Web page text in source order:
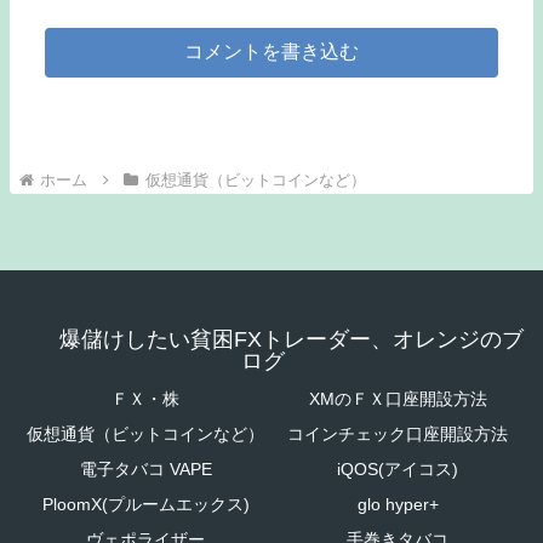
コメントを書き込む
ホーム 仮想通貨（ビットコインなど）
爆儲けしたい貧困FXトレーダー、オレンジのブ
ログ
ＦＸ・株
XMのＦＸ口座開設方法
仮想通貨（ビットコインなど）
コインチェック口座開設方法
電子タバコ VAPE
iQOS(アイコス)
PloomX(プルームエックス)
glo hyper+